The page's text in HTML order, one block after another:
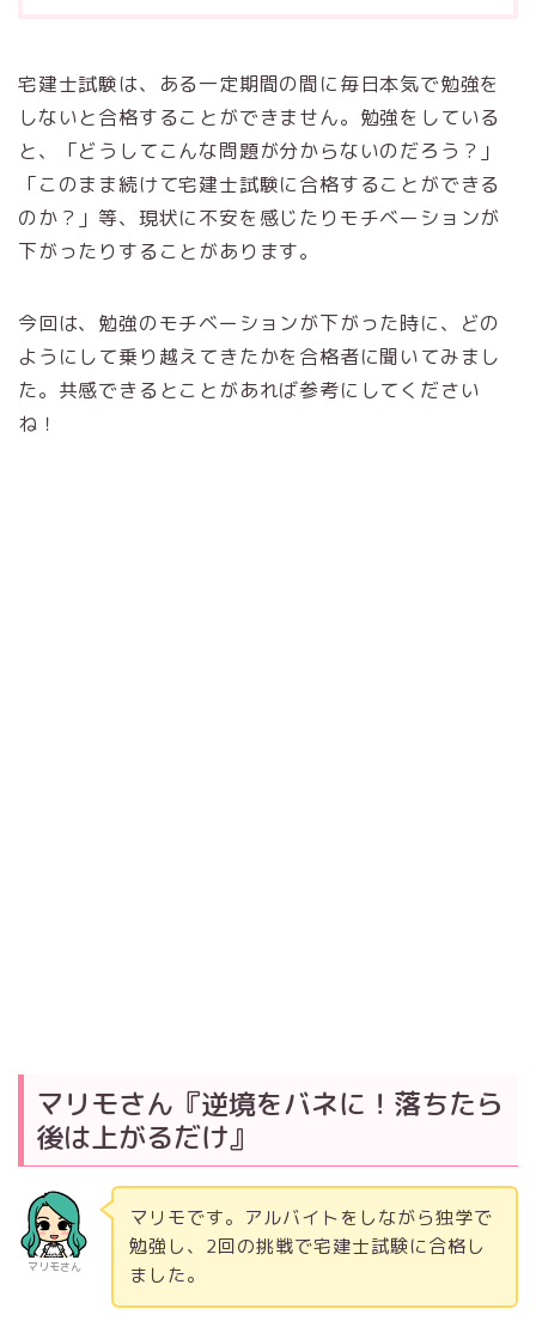
宅建士試験は、ある一定期間の間に毎日本気で勉強を
しないと合格することができません。勉強をしている
と、「どうしてこんな問題が分からないのだろう？」
「このまま続けて宅建士試験に合格することができる
のか？」等、現状に不安を感じたりモチベーションが
下がったりすることがあります。
今回は、勉強のモチベーションが下がった時に、どの
ようにして乗り越えてきたかを合格者に聞いてみまし
た。共感できるとことがあれば参考にしてください
ね！
マリモさん『逆境をバネに！落ちたら
後は上がるだけ』
マリモさん
マリモです。アルバイトをしながら独学で
勉強し、2回の挑戦で宅建士試験に合格し
ました。